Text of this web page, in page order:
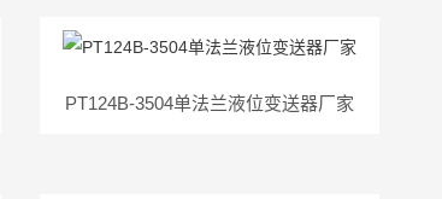
PT124B-3504单法兰液位变送器厂家